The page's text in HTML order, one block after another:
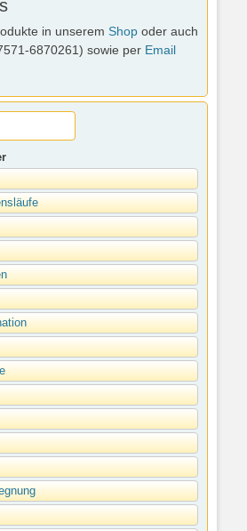
in unserem Shop oder auch
6870261) sowie per Email